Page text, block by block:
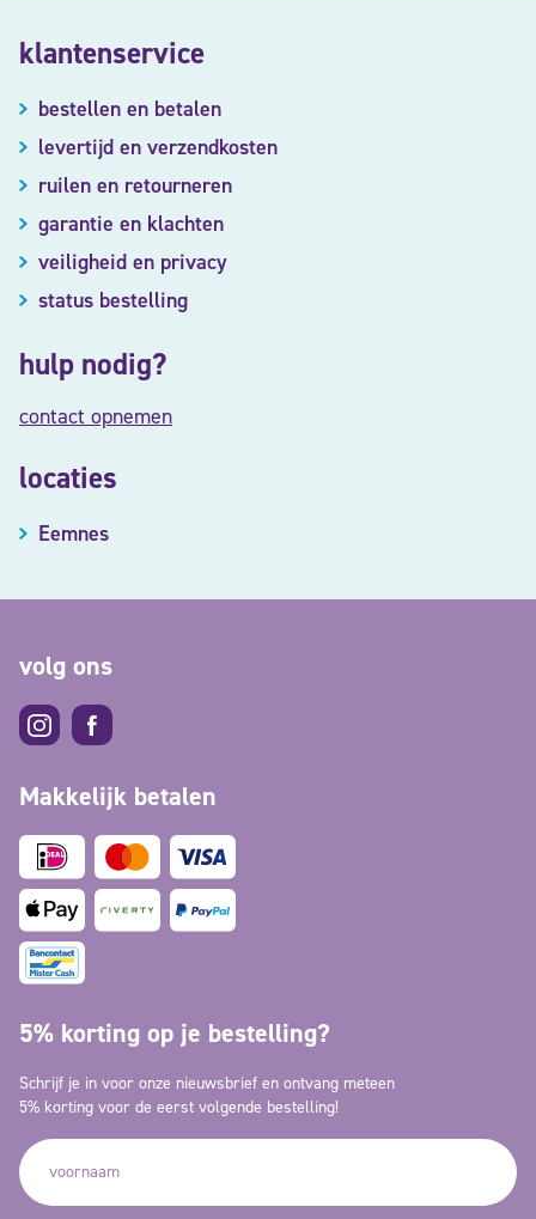
klantenservice
bestellen en betalen
levertijd en verzendkosten
ruilen en retourneren
garantie en klachten
veiligheid en privacy
status bestelling
hulp nodig?
contact opnemen
locaties
Eemnes
volg ons
Makkelijk betalen
5% korting op je bestelling?
Schrijf je in voor onze nieuwsbrief en ontvang meteen
5% korting voor de eerst volgende bestelling!